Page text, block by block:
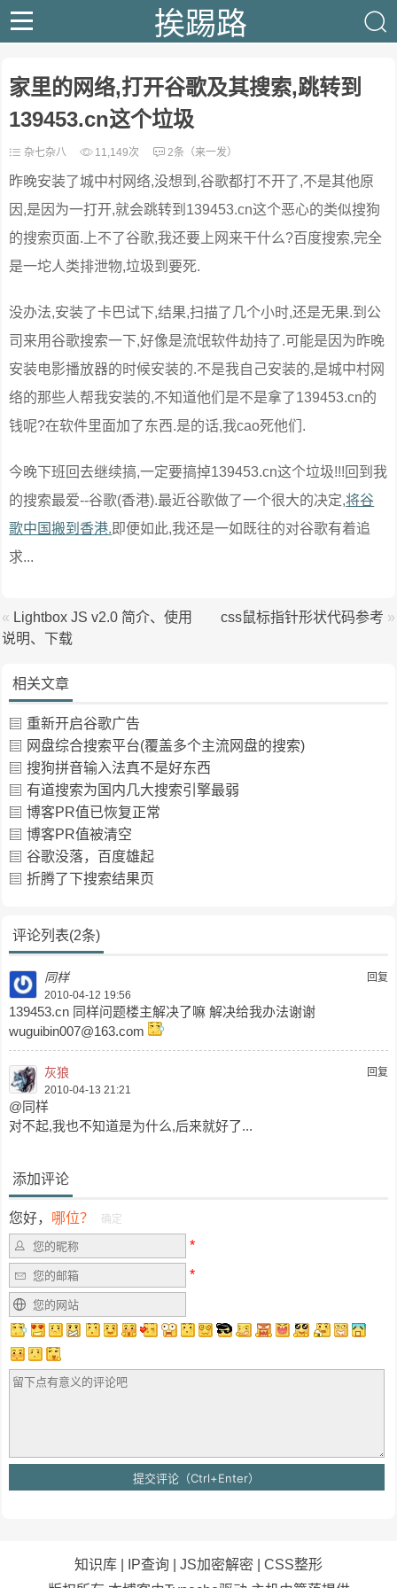
挨踢路
家里的网络,打开谷歌及其搜索,跳转到
139453.cn这个垃圾
杂七杂八 11,149次 2条（来一发）
昨晚安装了城中村网络,没想到,谷歌都打不开了,不是其他原
因,是因为一打开,就会跳转到139453.cn这个恶心的类似搜狗
的搜索页面.上不了谷歌,我还要上网来干什么?百度搜索,完全
是一坨人类排泄物,垃圾到要死.
没办法,安装了卡巴试下,结果,扫描了几个小时,还是无果.到公
司来用谷歌搜索一下,好像是流氓软件劫持了.可能是因为昨晚
安装电影播放器的时候安装的.不是我自己安装的,是城中村网
络的那些人帮我安装的,不知道他们是不是拿了139453.cn的
钱呢?在软件里面加了东西.是的话,我cao死他们.
今晚下班回去继续搞,一定要搞掉139453.cn这个垃圾!!!回到我
的搜索最爱--谷歌(香港).最近谷歌做了一个很大的决定,将谷
歌中国搬到香港. 即便如此,我还是一如既往的对谷歌有着追
求...
« Lightbox JS v2.0 简介、使用
说明、下载
css鼠标指针形状代码参考 »
相关文章
重新开启谷歌广告
网盘综合搜索平台(覆盖多个主流网盘的搜索)
搜狗拼音输入法真不是好东西
有道搜索为国内几大搜索引擎最弱
博客PR值已恢复正常
博客PR值被清空
谷歌没落，百度雄起
折腾了下搜索结果页
评论列表(2条)
回复
同样
2010-04-12 19:56
139453.cn 同样问题楼主解决了嘛 解决给我办法谢谢
wuguibin007@163.com
回复
灰狼
2010-04-13 21:21
@同样
对不起,我也不知道是为什么,后来就好了...
添加评论
您好， 哪位？ 确定
知识库 IP查询 JS加密解密
CSS整形